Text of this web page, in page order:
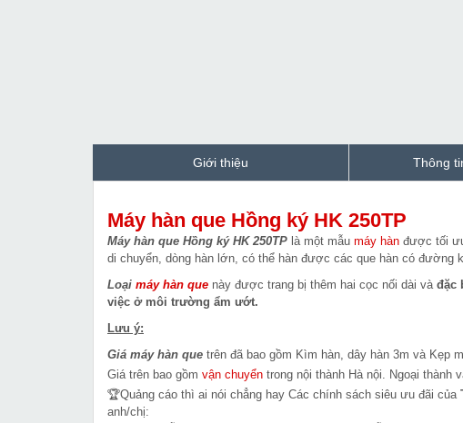
Giới thiệu Thông
Máy hàn que Hồng ký HK 250TP
Máy hàn que Hồng ký HK 250TP là một mẫu máy hàn được tối
di chuyển, dòng hàn lớn, có thể hàn được các que hàn có đường
Loại máy hàn que này được trang bị thêm hai cọc nối dài và đặc
việc ở môi trường ẩm ướt.
Lưu ý:
Giá máy hàn que trên đã bao gồm Kìm hàn, dây hàn 3m và Kẹp
Giá trên bao gồm vận chuyển trong nội thành Hà nội. Ngoại thành
🏆Quảng cáo thì ai nói chẳng hay Các chính sách siêu ưu đãi của
anh/chị: